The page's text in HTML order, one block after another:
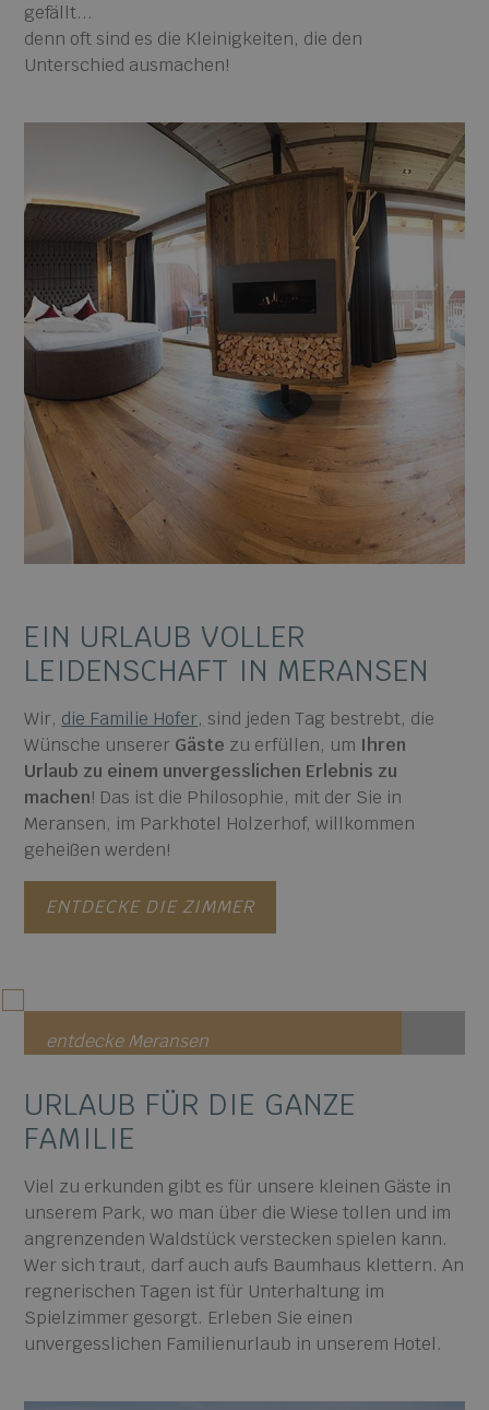
gefällt...
denn oft sind es die Kleinigkeiten, die den
Unterschied ausmachen!
EIN URLAUB VOLLER
LEIDENSCHAFT IN MERANSEN
Wir, die Familie Hofer, sind jeden Tag bestrebt, die
Wünsche unserer Gäste zu erfüllen, um Ihren
Urlaub zu einem unvergesslichen Erlebnis zu
machen! Das ist die Philosophie, mit der Sie in
Meransen, im Parkhotel Holzerhof, willkommen
geheißen werden!
ENTDECKE DIE ZIMMER
entdecke Meransen
URLAUB FÜR DIE GANZE
FAMILIE
Viel zu erkunden gibt es für unsere kleinen Gäste in
unserem Park, wo man über die Wiese tollen und im
angrenzenden Waldstück verstecken spielen kann.
Wer sich traut, darf auch aufs Baumhaus klettern. An
regnerischen Tagen ist für Unterhaltung im
Spielzimmer gesorgt. Erleben Sie einen
unvergesslichen Familienurlaub in unserem Hotel.